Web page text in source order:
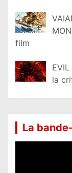
film
la
La